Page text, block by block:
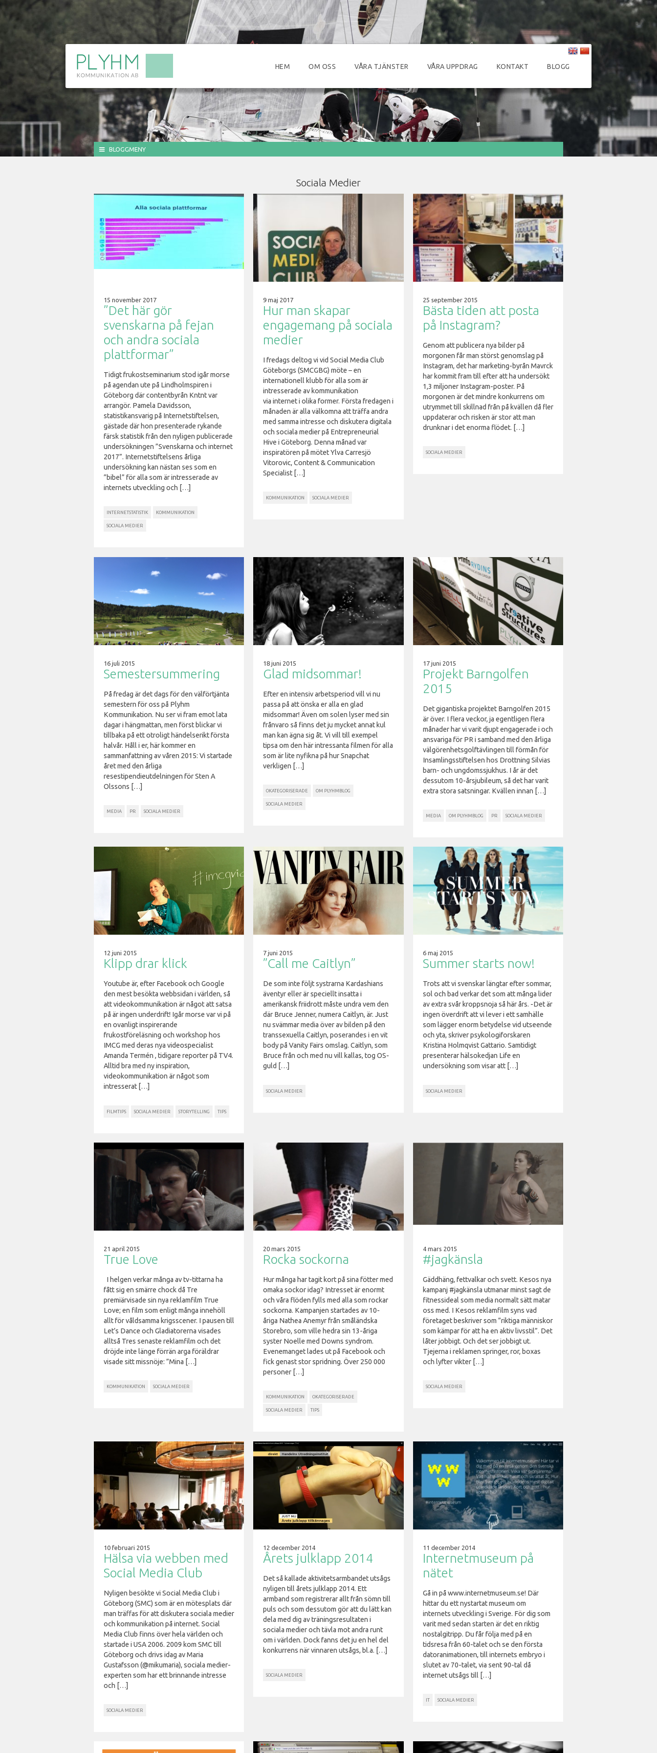
HEM OM OSS VÅRA TJÄNSTER VÅRA UPPDRAG KONTAKT BLOGG
BLOGGMENY
Sociala Medier
15 november 2017
”Det här gör
svenskarna på fejan
och andra sociala
plattformar”
Tidigt frukostseminarium stod igår morse
på agendan ute på Lindholmspiren i
Göteborg där contentbyrån Kntnt var
arrangör. Pamela Davidsson,
statistikansvarig på Internetstiftelsen,
gästade där hon presenterade rykande
färsk statistik från den nyligen publicerade
undersökningen ”Svenskarna och internet
2017”. Internetstiftelsens årliga
undersökning kan nästan ses som en
”bibel” för alla som är intresserade av
internets utveckling och […]
INTERNETSTATISTIK KOMMUNIKATION
SOCIALA MEDIER
9 maj 2017
Hur man skapar
engagemang på sociala
medier
I fredags deltog vi vid Social Media Club
Göteborgs (SMCGBG) möte – en
internationell klubb för alla som är
intresserade av kommunikation
via internet i olika former. Första fredagen i
månaden är alla välkomna att träffa andra
med samma intresse och diskutera digitala
och sociala medier på Entrepreneurial
Hive i Göteborg. Denna månad var
inspiratören på mötet Ylva Carresjö
Vitorovic, Content & Communication
Specialist […]
KOMMUNIKATION SOCIALA MEDIER
25 september 2015
Bästa tiden att posta
på Instagram?
Genom att publicera nya bilder på
morgonen får man störst genomslag på
Instagram, det har marketing-byrån Mavrck
har kommit fram till efter att ha undersökt
1,3 miljoner Instagram-poster. På
morgonen är det mindre konkurrens om
utrymmet till skillnad från på kvällen då fler
uppdaterar och risken är stor att man
drunknar i det enorma flödet. […]
SOCIALA MEDIER
16 juli 2015
Semestersummering
På fredag är det dags för den välförtjänta
semestern för oss på Plyhm
Kommunikation. Nu ser vi fram emot lata
dagar i hängmattan, men först blickar vi
tillbaka på ett otroligt händelserikt första
halvår. Håll i er, här kommer en
sammanfattning av våren 2015: Vi startade
året med den årliga
resestipendieutdelningen för Sten A
Olssons […]
MEDIA PR SOCIALA MEDIER
18 juni 2015
Glad midsommar!
Efter en intensiv arbetsperiod vill vi nu
passa på att önska er alla en glad
midsommar! Även om solen lyser med sin
frånvaro så finns det ju mycket annat kul
man kan ägna sig åt. Vi vill till exempel
tipsa om den här intressanta filmen för alla
som är lite nyfikna på hur Snapchat
verkligen […]
OKATEGORISERADE OM PLYHMBLOG
SOCIALA MEDIER
17 juni 2015
Projekt Barngolfen
2015
Det gigantiska projektet Barngolfen 2015
är över. I flera veckor, ja egentligen flera
månader har vi varit djupt engagerade i och
ansvariga för PR i samband med den årliga
välgörenhetsgolftävlingen till förmån för
Insamlingsstiftelsen hos Drottning Silvias
barn- och ungdomssjukhus. I år är det
dessutom 10-årsjubileum, så det har varit
extra stora satsningar. Kvällen innan […]
MEDIA OM PLYHMBLOG PR SOCIALA MEDIER
12 juni 2015
Klipp drar klick
Youtube är, efter Facebook och Google
den mest besökta webbsidan i världen, så
att videokommunikation är något att satsa
på är ingen underdrift! Igår morse var vi på
en ovanligt inspirerande
frukostföreläsning och workshop hos
IMCG med deras nya videospecialist
Amanda Termén , tidigare reporter på TV4.
Alltid bra med ny inspiration,
videokommunikation är något som
intresserat […]
FILMTIPS SOCIALA MEDIER STORYTELLING TIPS
7 juni 2015
”Call me Caitlyn”
De som inte följt systrarna Kardashians
äventyr eller är speciellt insatta i
amerikansk friidrott måste undra vem den
där Bruce Jenner, numera Caitlyn, är. Just
nu svämmar media över av bilden på den
transsexuella Caitlyn, poserandes i en vit
body på Vanity Fairs omslag. Caitlyn, som
Bruce från och med nu vill kallas, tog OS-
guld […]
SOCIALA MEDIER
6 maj 2015
Summer starts now!
Trots att vi svenskar längtar efter sommar,
sol och bad verkar det som att många lider
av extra svår kroppsnoja så här års. -Det är
ingen överdrift att vi lever i ett samhälle
som lägger enorm betydelse vid utseende
och yta, skriver psykologiforskaren
Kristina Holmqvist Gattario. Samtidigt
presenterar hälsokedjan Life en
undersökning som visar att […]
SOCIALA MEDIER
21 april 2015
True Love
I helgen verkar många av tv-tittarna ha
fått sig en smärre chock då Tre
premiärvisade sin nya reklamfilm True
Love; en film som enligt många innehöll
allt för våldsamma krigsscener. I pausen till
Let’s Dance och Gladiatorerna visades
alltså Tres senaste reklamfilm och det
dröjde inte länge förrän arga föräldrar
visade sitt missnöje: ”Mina […]
KOMMUNIKATION SOCIALA MEDIER
20 mars 2015
Rocka sockorna
Hur många har tagit kort på sina fötter med
omaka sockor idag? Intresset är enormt
och våra flöden fylls med alla som rockar
sockorna. Kampanjen startades av 10-
åriga Nathea Anemyr från småländska
Storebro, som ville hedra sin 13-åriga
syster Noelle med Downs syndrom.
Evenemanget lades ut på Facebook och
fick genast stor spridning. Över 250 000
personer […]
KOMMUNIKATION OKATEGORISERADE
SOCIALA MEDIER TIPS
4 mars 2015
#jagkänsla
Gäddhäng, fettvalkar och svett. Kesos nya
kampanj #jagkänsla utmanar minst sagt de
fitnessideal som media normalt sätt matar
oss med. I Kesos reklamfilm syns vad
företaget beskriver som ”riktiga människor
som kämpar för att ha en aktiv livsstil”. Det
låter jobbigt. Och det ser jobbigt ut.
Tjejerna i reklamen springer, ror, boxas
och lyfter vikter […]
SOCIALA MEDIER
10 februari 2015
Hälsa via webben med
Social Media Club
Nyligen besökte vi Social Media Club i
Göteborg (SMC) som är en mötesplats där
man träffas för att diskutera sociala medier
och kommunikation på internet. Social
Media Club finns över hela världen och
startade i USA 2006. 2009 kom SMC till
Göteborg och drivs idag av Maria
Gustafsson (@mikumaria), sociala medier-
experten som har ett brinnande intresse
och […]
SOCIALA MEDIER
12 december 2014
Årets julklapp 2014
Det så kallade aktivitetsarmbandet utsågs
nyligen till årets julklapp 2014. Ett
armband som registrerar allt från sömn till
puls och som dessutom gör att du lätt kan
dela med dig av träningsresultaten i
sociala medier och tävla mot andra runt
om i världen. Dock fanns det ju en hel del
konkurrens när vinnaren utsågs, bl.a. […]
SOCIALA MEDIER
11 december 2014
Internetmuseum på
nätet
Gå in på www.internetmuseum.se! Där
hittar du ett nystartat museum om
internets utveckling i Sverige. För dig som
varit med sedan starten är det en riktig
nostalgitripp. Du får följa med på en
tidsresa från 60-talet och se den första
datoranimationen, till internets embryo i
slutet av 70-talet, via sent 90-tal då
internet utsågs till […]
IT SOCIALA MEDIER